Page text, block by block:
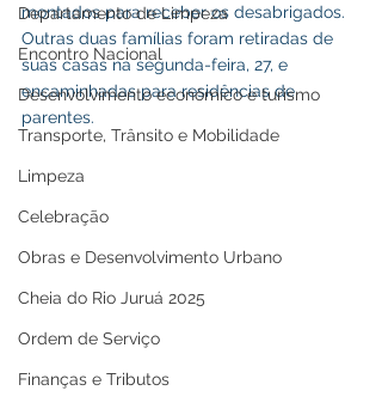
Departamento de Limpeza
Encontro Nacional
Desenvolvimento econômico e turismo
Transporte, Trânsito e Mobilidade
Limpeza
Celebração
Obras e Desenvolvimento Urbano
Cheia do Rio Juruá 2025
Ordem de Serviço
Finanças e Tributos
montados para receber os desabrigados.
Outras duas famílias foram retiradas de
suas casas na segunda-feira, 27, e
encaminhadas para residências de
parentes.